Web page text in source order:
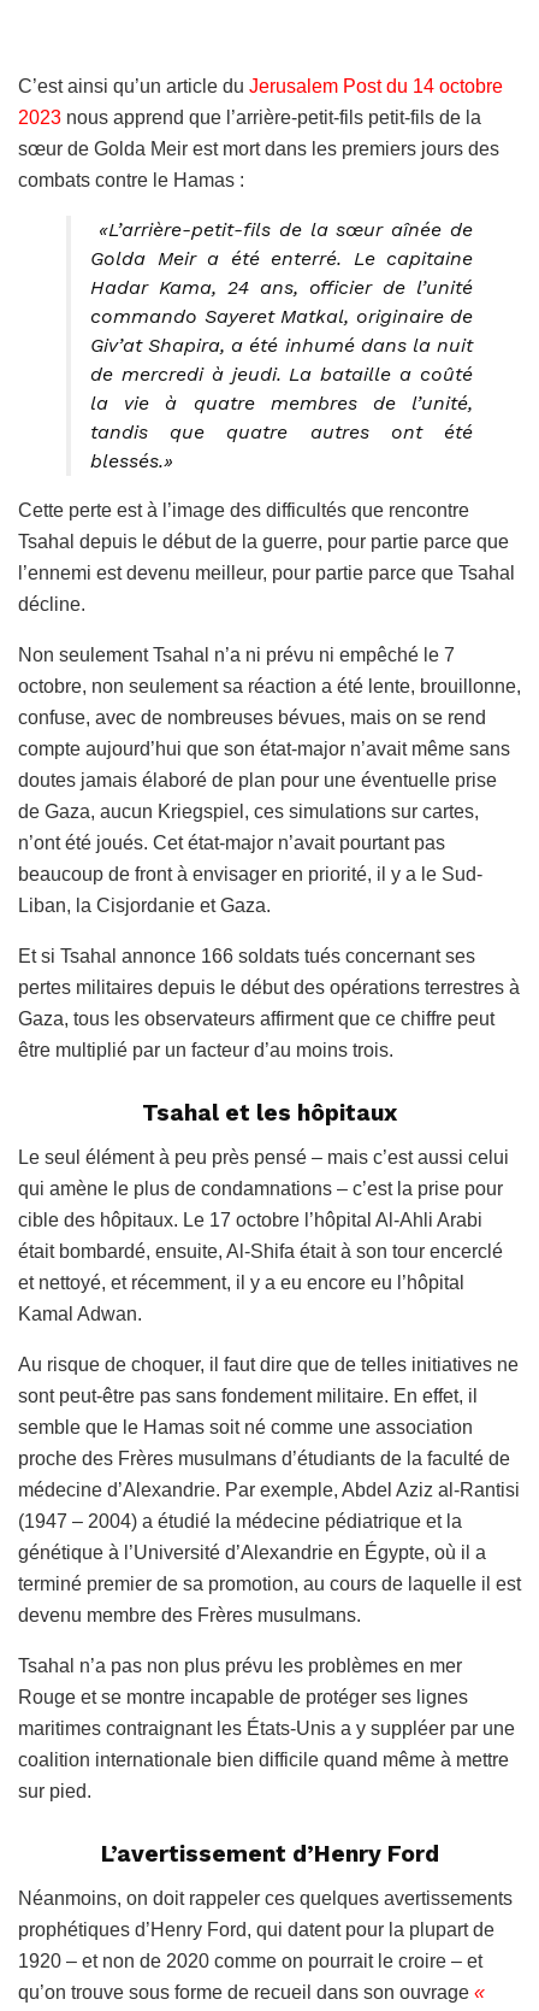
C’est ainsi qu’un article du Jerusalem Post du 14 octobre
2023 nous apprend que l’arrière-petit-fils petit-fils de la
sœur de Golda Meir est mort dans les premiers jours des
combats contre le Hamas :
«L’arrière-petit-fils de la sœur aînée de
Golda Meir a été enterré. Le capitaine
Hadar Kama, 24 ans, officier de l’unité
commando Sayeret Matkal, originaire de
Giv’at Shapira, a été inhumé dans la nuit
de mercredi à jeudi. La bataille a coûté
la vie à quatre membres de l’unité,
tandis que quatre autres ont été
blessés.»
Cette perte est à l’image des difficultés que rencontre
Tsahal depuis le début de la guerre, pour partie parce que
l’ennemi est devenu meilleur, pour partie parce que Tsahal
décline.
Non seulement Tsahal n’a ni prévu ni empêché le 7
octobre, non seulement sa réaction a été lente, brouillonne,
confuse, avec de nombreuses bévues, mais on se rend
compte aujourd’hui que son état-major n’avait même sans
doutes jamais élaboré de plan pour une éventuelle prise
de Gaza, aucun Kriegspiel, ces simulations sur cartes,
n’ont été joués. Cet état-major n’avait pourtant pas
beaucoup de front à envisager en priorité, il y a le Sud-
Liban, la Cisjordanie et Gaza.
Et si Tsahal annonce 166 soldats tués concernant ses
pertes militaires depuis le début des opérations terrestres à
Gaza, tous les observateurs affirment que ce chiffre peut
être multiplié par un facteur d’au moins trois.
Tsahal et les hôpitaux
Le seul élément à peu près pensé – mais c’est aussi celui
qui amène le plus de condamnations – c’est la prise pour
cible des hôpitaux. Le 17 octobre l’hôpital Al-Ahli Arabi
était bombardé, ensuite, Al-Shifa était à son tour encerclé
et nettoyé, et récemment, il y a eu encore eu l’hôpital
Kamal Adwan.
Au risque de choquer, il faut dire que de telles initiatives ne
sont peut-être pas sans fondement militaire. En effet, il
semble que le Hamas soit né comme une association
proche des Frères musulmans d’étudiants de la faculté de
médecine d’Alexandrie. Par exemple, Abdel Aziz al-Rantisi
(1947 – 2004) a étudié la médecine pédiatrique et la
génétique à l’Université d’Alexandrie en Égypte, où il a
terminé premier de sa promotion, au cours de laquelle il est
devenu membre des Frères musulmans.
Tsahal n’a pas non plus prévu les problèmes en mer
Rouge et se montre incapable de protéger ses lignes
maritimes contraignant les États-Unis a y suppléer par une
coalition internationale bien difficile quand même à mettre
sur pied.
L’avertissement d’Henry Ford
Néanmoins, on doit rappeler ces quelques avertissements
prophétiques d’Henry Ford, qui datent pour la plupart de
1920 – et non de 2020 comme on pourrait le croire – et
qu’on trouve sous forme de recueil dans son ouvrage «